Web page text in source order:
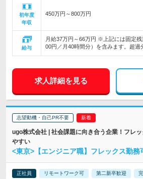
初年度
年収
450万円～800万円
給与
月給37万円～66万円 ※上記には固定
00円／月40時間分）を含みます。超過
求人詳細を見る
志望動機・自己PR不要
ugo株式会社 | 社会課題に向き合う企業！フレ
やすい
<東京>【エンジニア職】フレックス勤務
正社員 リモートワーク可 第二新卒歓迎